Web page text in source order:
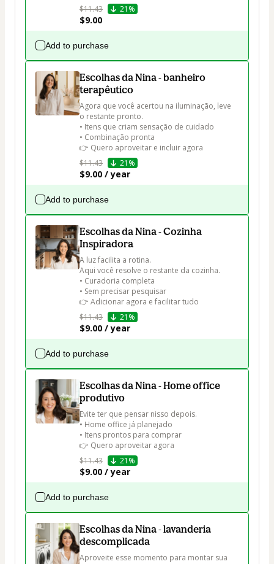
$11.43
21%
$9.00
Add to purchase
Escolhas da Nina - banheiro
terapêutico
Agora que você acertou na iluminação, leve
o restante pronto.
• Itens que criam sensação de cuidado
• Combinação pronta
👉 Quero aproveitar e incluir agora
$11.43
21%
$9.00 / year
Add to purchase
Escolhas da Nina - Cozinha
Inspiradora
A luz facilita a rotina.
Aqui você resolve o restante da cozinha.
• Curadoria completa
• Sem precisar pesquisar
👉 Adicionar agora e facilitar tudo
$11.43
21%
$9.00 / year
Add to purchase
Escolhas da Nina - Home office
produtivo
Evite ter que pensar nisso depois.
• Home office já planejado
• Itens prontos para comprar
👉 Quero aproveitar agora
$11.43
21%
$9.00 / year
Add to purchase
Escolhas da Nina - lavanderia
descomplicada
Aproveite esse momento para montar sua